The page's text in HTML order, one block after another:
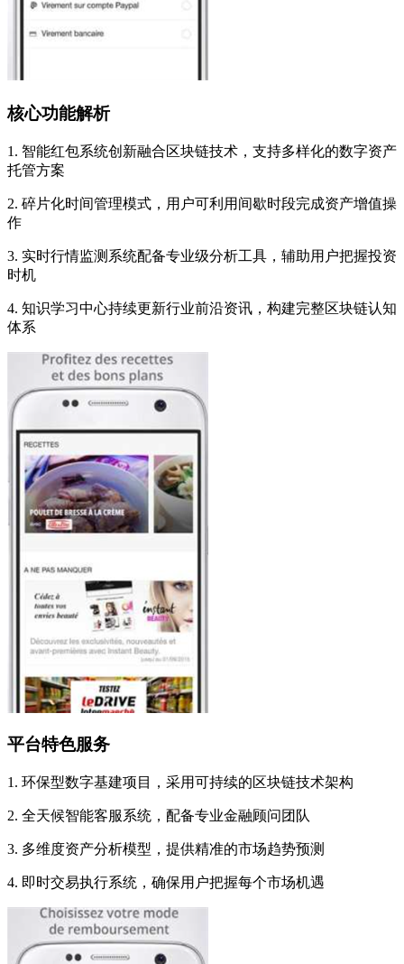
核心功能解析
1. 智能红包系统创新融合区块链技术，支持多样化的数字资产
托管方案
2. 碎片化时间管理模式，用户可利用间歇时段完成资产增值操
作
3. 实时行情监测系统配备专业级分析工具，辅助用户把握投资
时机
4. 知识学习中心持续更新行业前沿资讯，构建完整区块链认知
体系
平台特色服务
1. 环保型数字基建项目，采用可持续的区块链技术架构
2. 全天候智能客服系统，配备专业金融顾问团队
3. 多维度资产分析模型，提供精准的市场趋势预测
4. 即时交易执行系统，确保用户把握每个市场机遇